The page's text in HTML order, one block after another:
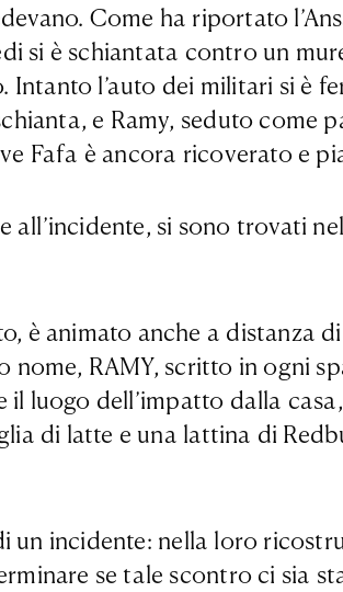
Come ha riportato
si è schiantata contro un
l’auto dei militari si è
e Ramy, seduto come
Fafa è ancora ricoverato e
si sono trovati
è animato anche a distanza
RAMY, scritto in ogni
luogo dell’impatto dalla
di latte e una lattina di
incidente: nella loro
se tale scontro ci sia